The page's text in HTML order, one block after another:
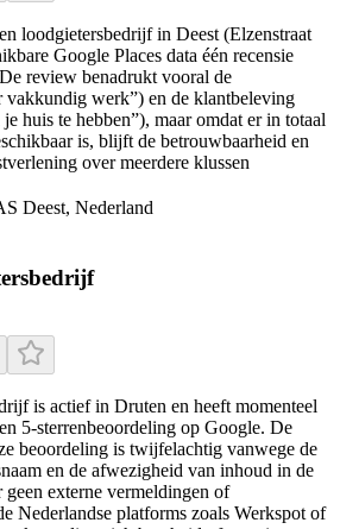
loodgietersbedrijf in Deest (Elzenstraat
Google Places data één recensie
review benadrukt vooral de
vakkundig werk”) en de klantbeleving
huis te hebben”), maar omdat er in totaal
is, blijft de betrouwbaarheid en
over meerdere klussen
Deest, Nederland
is actief in Druten en heeft momenteel
5-sterrenbeoordeling op Google. De
beoordeling is twijfelachtig vanwege de
en de afwezigheid van inhoud in de
externe vermeldingen of
Nederlandse platforms zoals Werkspot of